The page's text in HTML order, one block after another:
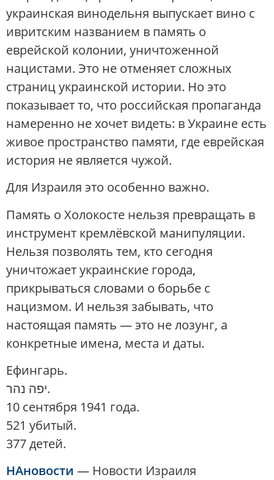
украинская винодельня выпускает вино с
ивритским названием в память о
еврейской колонии, уничтоженной
нацистами. Это не отменяет сложных
страниц украинской истории. Но это
показывает то, что российская пропаганда
намеренно не хочет видеть: в Украине есть
живое пространство памяти, где еврейская
история не является чужой.
Для Израиля это особенно важно.
Память о Холокосте нельзя превращать в
инструмент кремлёвской манипуляции.
Нельзя позволять тем, кто сегодня
уничтожает украинские города,
прикрываться словами о борьбе с
нацизмом. И нельзя забывать, что
настоящая память — это не лозунг, а
конкретные имена, места и даты.
Ефингарь.
יפה נהר.
10 сентября 1941 года.
521 убитый.
377 детей.
НАновости — Новости Израиля